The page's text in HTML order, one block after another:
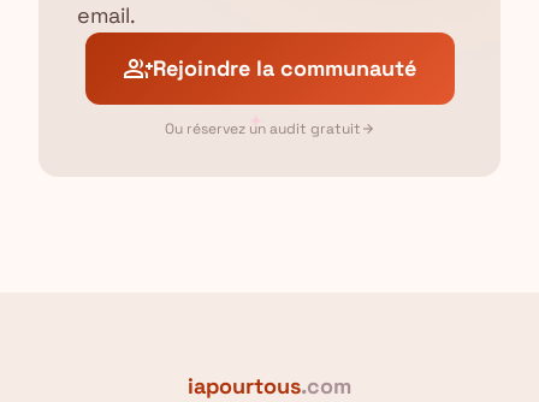
✦
email.
group_addRejoindre la communauté
Ou réservez un audit gratuit arrow_forward
iapourtous.com